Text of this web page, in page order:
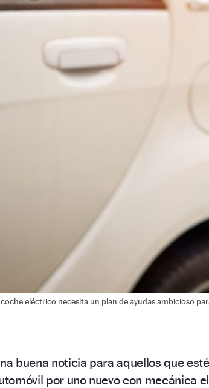
coche eléctrico necesita un plan de ayudas ambicioso
buena noticia para aquellos que
por uno nuevo con mecánica